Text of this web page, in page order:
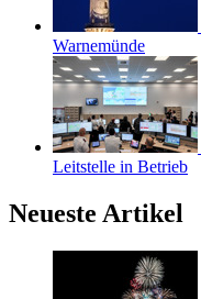
Warnemünde
Leitstelle in Betrieb
Neueste Artikel